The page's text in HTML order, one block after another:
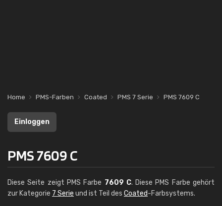
Home PMS-Farben Coated PMS 7 Serie PMS 7609 C
Einloggen
PMS 7609 C
Diese Seite zeigt PMS Farbe 7609 C. Diese PMS Farbe gehört
zur Kategorie 7 Serie und ist Teil des Coated-Farbsystems.